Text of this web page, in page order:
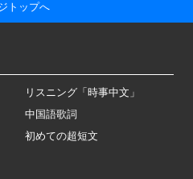
トップへ
リスニング「時事中文」
中国語歌詞
初めての超短文